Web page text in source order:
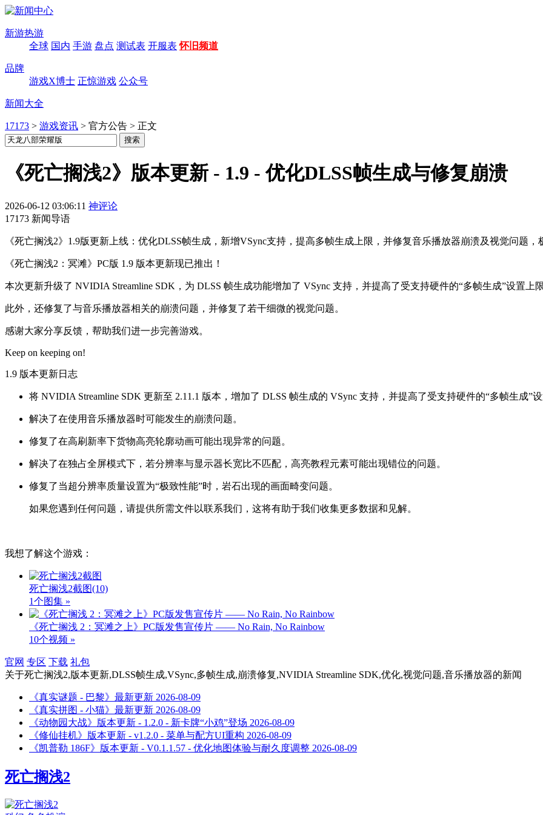
新游热游
全球 国内 手游 盘点 测试表 开服表 怀旧频道
品牌
游戏X博士 正惊游戏 公众号
新闻大全
17173 > 游戏资讯 > 官方公告 > 正文
《死亡搁浅2》版本更新 - 1.9 - 优化DLSS帧生成与修复崩溃
2026-06-12 03:06:11 神评论
17173 新闻导语
《死亡搁浅2》1.9版更新上线：优化DLSS帧生成，新增VSync支持，提高多帧生成上限，并修复音乐播放器崩溃及视觉问题，
《死亡搁浅2：冥滩》PC版 1.9 版本更新现已推出！
本次更新升级了 NVIDIA Streamline SDK，为 DLSS 帧生成功能增加了 VSync 支持，并提高了受支持硬件的“多帧生成”设置上限
此外，还修复了与音乐播放器相关的崩溃问题，并修复了若干细微的视觉问题。
感谢大家分享反馈，帮助我们进一步完善游戏。
Keep on keeping on!
1.9 版本更新日志
将 NVIDIA Streamline SDK 更新至 2.11.1 版本，增加了 DLSS 帧生成的 VSync 支持，并提高了受支持硬件的“多帧生成”设
解决了在使用音乐播放器时可能发生的崩溃问题。
修复了在高刷新率下货物高亮轮廓动画可能出现异常的问题。
解决了在独占全屏模式下，若分辨率与显示器长宽比不匹配，高亮教程元素可能出现错位的问题。
修复了当超分辨率质量设置为“极致性能”时，岩石出现的画面畸变问题。
如果您遇到任何问题，请提供所需文件以联系我们，这将有助于我们收集更多数据和见解。
我想了解这个游戏：
死亡搁浅2截图(10)
1个图集 »
《死亡搁浅 2：冥滩之上》PC版发售宣传片 —— No Rain, No Rainbow
10个视频 »
官网 专区 下载 礼包
关于死亡搁浅2,版本更新,DLSS帧生成,VSync,多帧生成,崩溃修复,NVIDIA Streamline SDK,优化,视觉问题,音乐播放器的新闻
《真实谜题 - 巴黎》最新更新 2026-08-09
《真实拼图 - 小猫》最新更新 2026-08-09
《动物园大战》版本更新 - 1.2.0 - 新卡牌“小鸡”登场 2026-08-09
《修仙挂机》版本更新 - v1.2.0 - 菜单与配方UI重构 2026-08-09
《凯普勒 186F》版本更新 - V0.1.1.57 - 优化地图体验与耐久度调整 2026-08-09
死亡搁浅2